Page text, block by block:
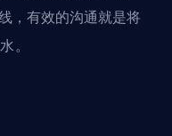
，有效的沟通就是将
。